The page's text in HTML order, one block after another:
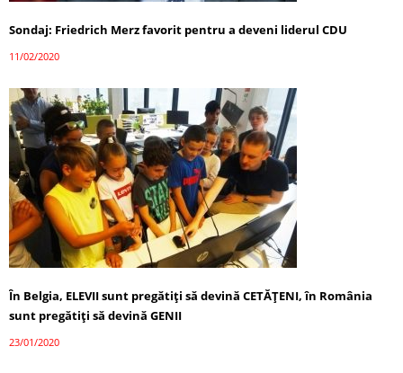
Sondaj: Friedrich Merz favorit pentru a deveni liderul CDU
11/02/2020
În Belgia, ELEVII sunt pregătiți să devină CETĂȚENI, în România
sunt pregătiți să devină GENII
23/01/2020